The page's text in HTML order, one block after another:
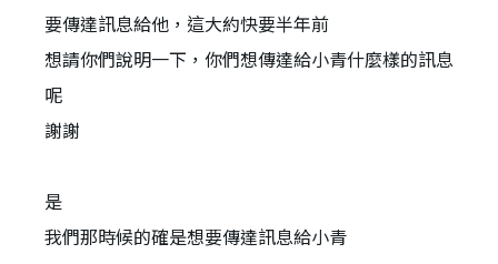
要傳達訊息給他，這大約快要半年前
想請你們說明一下，你們想傳達給小青什麼樣的訊息
呢
謝謝
是
我們那時候的確是想要傳達訊息給小青